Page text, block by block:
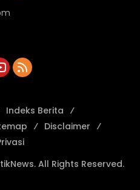
Indeks Berita
Disclaimer
All Rights Reserved.